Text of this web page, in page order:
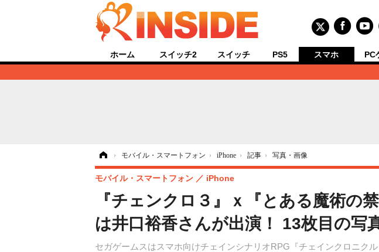
ホーム スイッチ2 スイッチ PS5 スマホ PC
› モバイル・スマートフォン › iPhone › 記事 › 写真・画像
『チェンクロ３』ｘ『とある魔術の
は井口裕香さんが出演！ 13枚目の写
セガゲームスはスマホ向けチェインシナリオRPG『チェインクロニク
モバイル・スマートフォン iPhone